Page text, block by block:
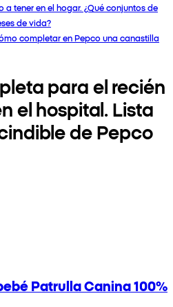
tener en el hogar. ¿Qué conjuntos de
de vida?
completar en Pepco una canastilla
para el recién
el hospital. Lista
de Pepco
Patrulla Canina 100%